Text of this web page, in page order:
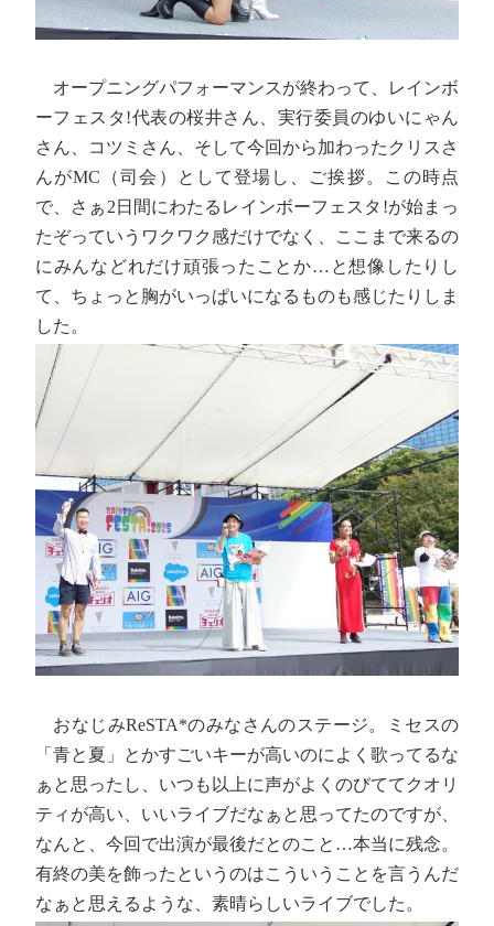
オープニングパフォーマンスが終わって、レインボ
ーフェスタ!代表の桜井さん、実行委員のゆいにゃん
さん、コツミさん、そして今回から加わったクリスさ
んがMC（司会）として登場し、ご挨拶。この時点
で、さぁ2日間にわたるレインボーフェスタ!が始まっ
たぞっていうワクワク感だけでなく、ここまで来るの
にみんなどれだけ頑張ったことか…と想像したりし
て、ちょっと胸がいっぱいになるものも感じたりしま
した。
おなじみReSTA*のみなさんのステージ。ミセスの
「青と夏」とかすごいキーが高いのによく歌ってるな
ぁと思ったし、いつも以上に声がよくのびててクオリ
ティが高い、いいライブだなぁと思ってたのですが、
なんと、今回で出演が最後だとのこと…本当に残念。
有終の美を飾ったというのはこういうことを言うんだ
なぁと思えるような、素晴らしいライブでした。